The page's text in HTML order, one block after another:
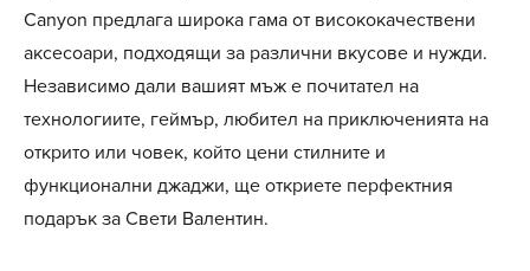
Canyon предлага широка гама от висококачествени
аксесоари, подходящи за различни вкусове и нужди.
Независимо дали вашият мъж е почитател на
технологиите, геймър, любител на приключенията на
открито или човек, който цени стилните и
функционални джаджи, ще откриете перфектния
подарък за Свети Валентин.